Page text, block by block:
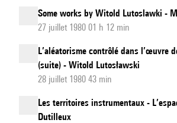
Some works by Witold Lutoslawki -
27 juillet 1980 01 h 12 min
L’aléatorisme contrôlé dans l’œuvre
(suite) - Witold Lutosławski
28 juillet 1980 43 min
Les territoires instrumentaux -
Dutilleux